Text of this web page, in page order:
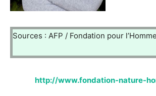
Sources : AFP / Fondation pour
http://www.fondation-nature-